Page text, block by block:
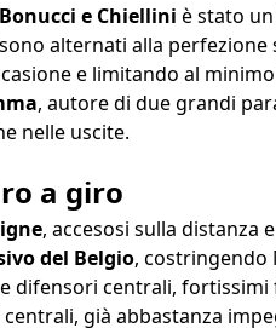
e Chiellini è stato
alternati alla
e limitando al
, autore di due grandi
nelle uscite.
a giro
, accesosi sulla distanza
del Belgio, costringendo
difensori centrali,
già abbastanza